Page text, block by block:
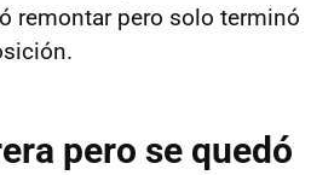
remontar pero solo terminó
pero se quedó